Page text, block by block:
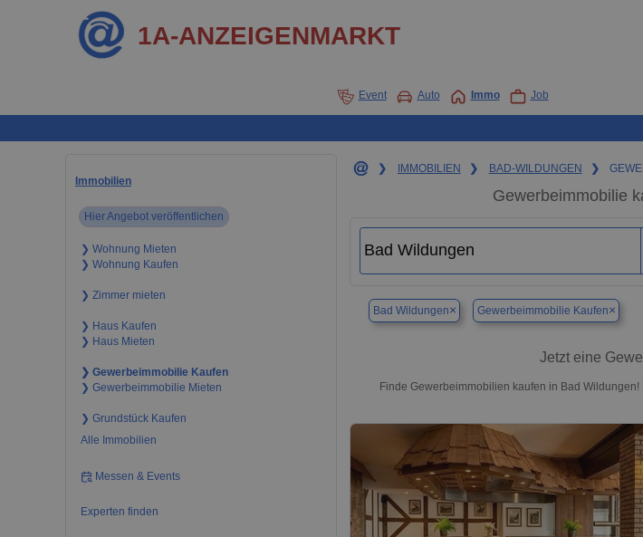
1A-ANZEIGENMARKT
Event Auto Immo Job
Immobilien
Hier Angebot veröffentlichen
❯ Wohnung Mieten
❯ Wohnung Kaufen
❯ Zimmer mieten
❯ Haus Kaufen
❯ Haus Mieten
❯ Gewerbeimmobilie Kaufen
❯ Gewerbeimmobilie Mieten
❯ Grundstück Kaufen
Alle Immobilien
Messen & Events
Experten finden
❯ IMMOBILIEN ❯ BAD-WILDUNGEN ❯
Gewerbeimmobilie
Bad Wildungen× Gewerbeimmobilie Kaufen×
Jetzt eine
Finde Gewerbeimmobilien kaufen in Bad